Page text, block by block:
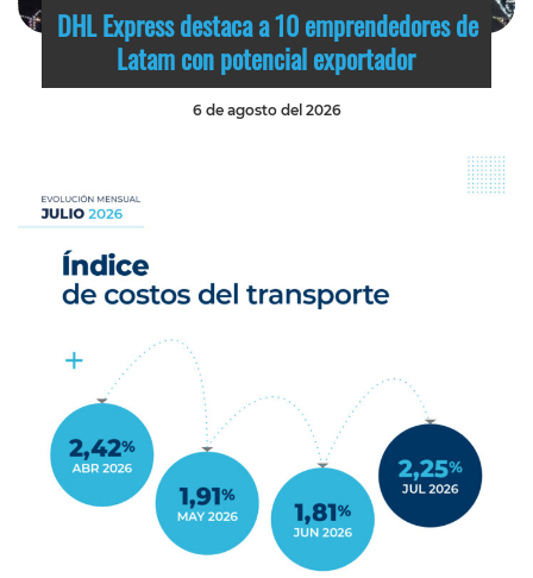
DHL Express destaca a 10 emprendedores de
Latam con potencial exportador
6 de agosto del 2026